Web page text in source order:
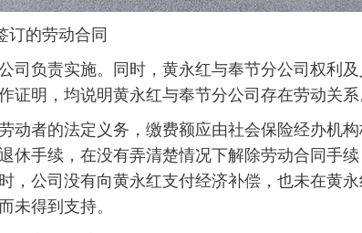
的劳动合同
司负责实施。同时，黄永红与奉节分公司权利
明，均说明黄永红与奉节分公司存在劳动关系
动者的法定义务，缴费额应由社会保险经办机
休手续，在没有弄清楚情况下解除劳动合同手
，公司没有向黄永红支付经济补偿，也未在黄
未得到支持。